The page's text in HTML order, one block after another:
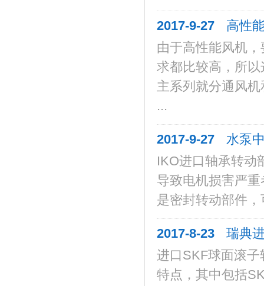
2017-9-27
高性
由于高性能风机
求都比较高，所
主系列就分通风
...
2017-9-27
水泵
IKO进口轴承转动
导致电机损害严
是密封转动部件
2017-8-23
瑞典
进口SKF球面滚
特点，其中包括